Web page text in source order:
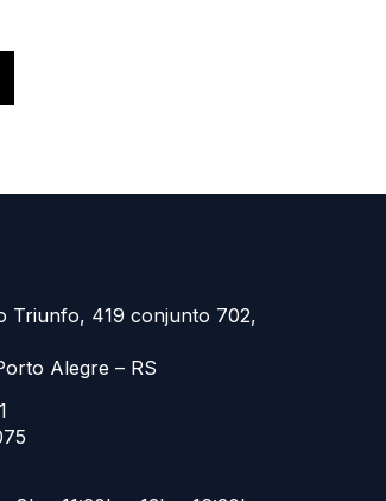
Triunfo, 419 conjunto 702,
Alegre – RS